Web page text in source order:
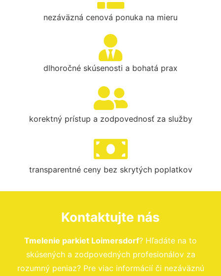
nezáväzná cenová ponuka na mieru
dlhoročné skúsenosti a bohatá prax
korektný prístup a zodpovednosť za služby
transparentné ceny bez skrytých poplatkov
Kontaktujte nás
Tmelenie parkiet Loimersdorf? Hľadáte na to
skúsených a zodpovedných profesionálov za
rozumný peniaz? Pre viac informácií či nezáväznú